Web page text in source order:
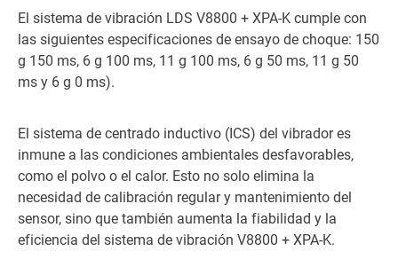
El sistema de vibración LDS V8800 + XPA-K cumple con
las siguientes especificaciones de ensayo de choque: 150
g 150 ms, 6 g 100 ms, 11 g 100 ms, 6 g 50 ms, 11 g 50
ms y 6 g 0 ms).
El sistema de centrado inductivo (ICS) del vibrador es
inmune a las condiciones ambientales desfavorables,
como el polvo o el calor. Esto no solo elimina la
necesidad de calibración regular y mantenimiento del
sensor, sino que también aumenta la fiabilidad y la
eficiencia del sistema de vibración V8800 + XPA-K.